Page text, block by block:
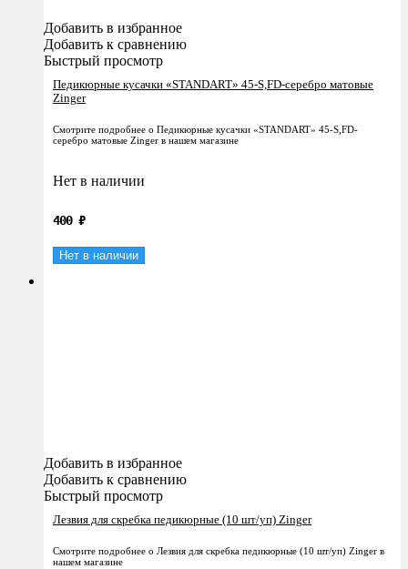
Добавить в избранное
Добавить к сравнению
Быстрый просмотр
Педикюрные кусачки «STANDART» 45-S,FD-серебро матовые
Zinger
Смотрите подробнее о Педикюрные кусачки «STANDART» 45-S,FD-
серебро матовые Zinger в нашем магазине
Нет в наличии
400 ₽
Нет в наличии
Добавить в избранное
Добавить к сравнению
Быстрый просмотр
Лезвия для скребка педикюрные (10 шт/уп) Zinger
Смотрите подробнее о Лезвия для скребка педикюрные (10 шт/уп) Zinger в
нашем магазине